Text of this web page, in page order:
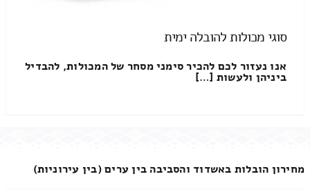
סוגי מכולות להובלה ימית
אנו נעזור לכם להכיר סימני מסחר של המכולות, להבדיל
ביניהן ולעשות […]
מחירון הובלות באשדוד והסביבה בין ערים (בין עירוניות)